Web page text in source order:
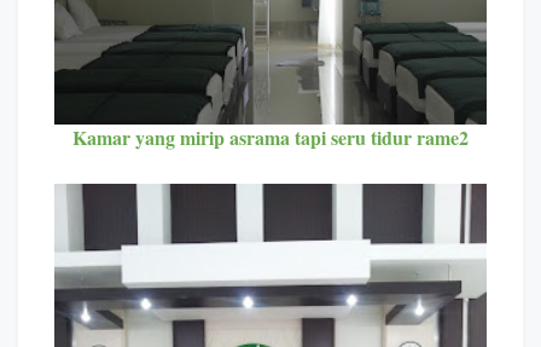
Kamar yang mirip asrama tapi seru tidur rame2